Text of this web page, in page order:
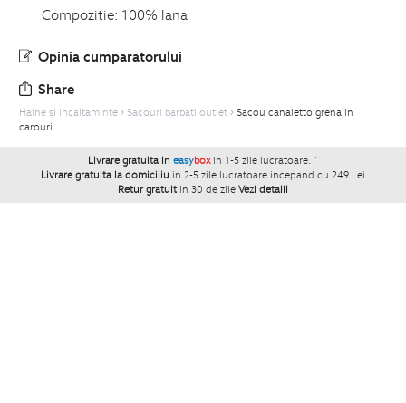
Compozitie: 100% lana
Opinia cumparatorului
Share
Haine si Incaltaminte Sacouri barbati outlet
Sacou canaletto grena in
carouri
Livrare gratuita in easybox in 1-5 zile lucratoare. `
Livrare gratuita la domiciliu in 2-5 zile lucratoare incepand cu 249 Lei
Retur gratuit in 30 de zile Vezi detalii